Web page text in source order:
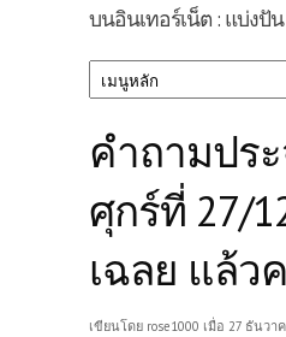
บนอินเทอร์เน็ต : แบ่งปั
คำถามปร
ศุกร์ที่ 27/
เฉลย แล้ว
เขียนโดย rose1000 เมื่อ 27 ธันวา